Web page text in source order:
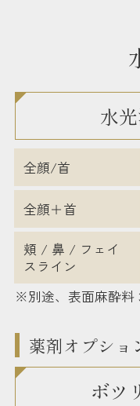
水
全顔/首
全顔＋首
頬 / 鼻 / フェイ
スライン
※別途、表面麻酔料
薬剤オプショ
ボツ